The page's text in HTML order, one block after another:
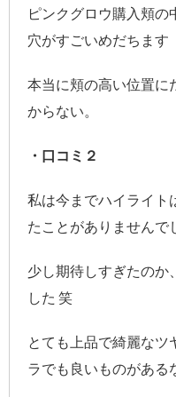
ピンクグロウ購入頬
穴がすごいめだちます
本当に頬の高い位置に
からない。
・口コミ２
私は今までハイライト
たことがありませんで
少し期待しすぎたのか
した 笑
とても上品で綺麗なツ
ラでも良いものがある